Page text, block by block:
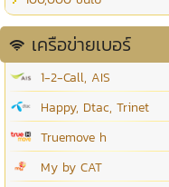
เครือข่ายเบอร์
1-2-Call, AIS
Happy, Dtac, Trinet
Truemove h
My by CAT